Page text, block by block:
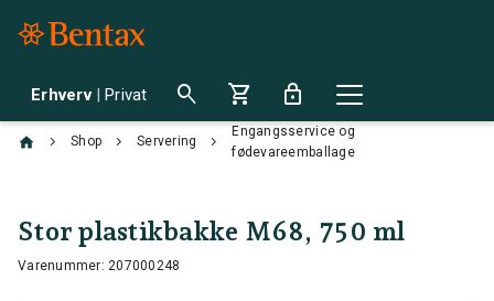
Erhverv | Privat search shopping_cart lock
chevron_right Shop chevron_right Servering chevron_right
Engangsservice og
fødevareemballage
Stor plastikbakke M68, 750 ml
Varenummer: 207000248